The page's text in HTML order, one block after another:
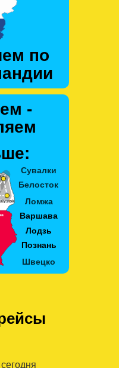
по
-